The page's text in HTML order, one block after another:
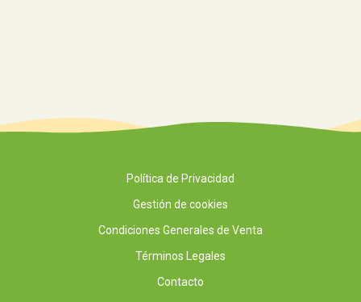
Política de Privacidad
Gestión de cookies
Condiciones Generales de Venta
Términos Legales
Contacto